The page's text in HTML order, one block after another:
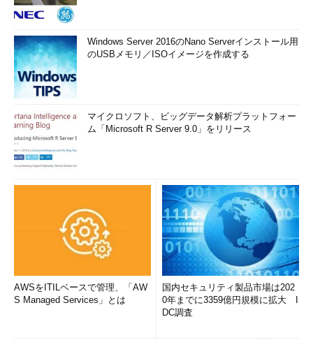
Windows Server 2016のNano Serverインストール用
のUSBメモリ／ISOイメージを作成する
マイクロソフト、ビッグデータ解析プラットフォー
ム「Microsoft R Server 9.0」をリリース
AWSをITILベースで管理、「AW
S Managed Services」とは
国内セキュリティ製品市場は202
0年までに3359億円規模に拡大 I
DC調査